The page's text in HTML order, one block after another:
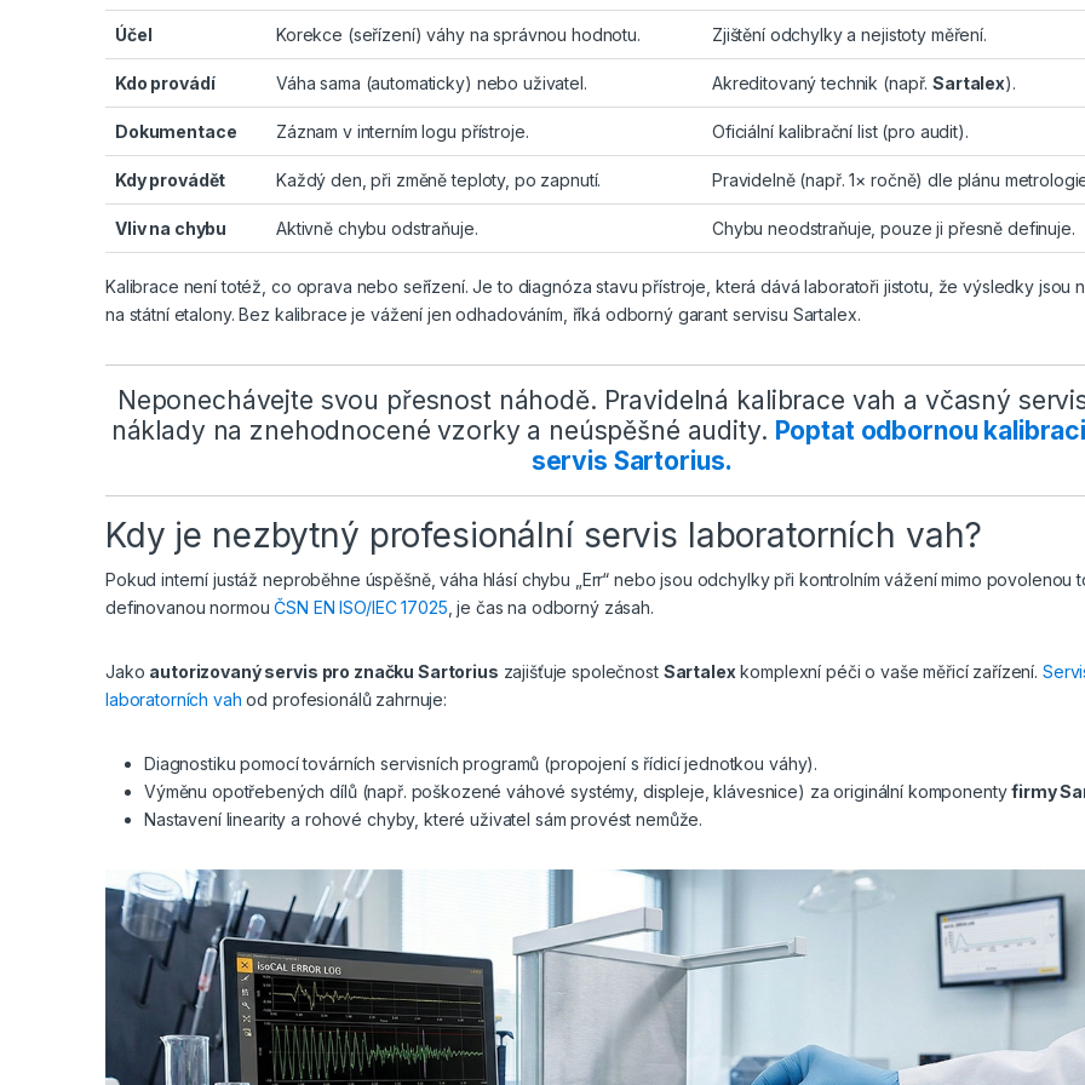
Účel Korekce (seřízení) váhy na správnou hodnotu. Zjištění odchylky a nejistoty měření.
Kdo provádí Váha sama (automaticky) nebo uživatel. Akreditovaný technik (např.Sartalex).
Dokumentace Záznam v interním logu přístroje. Oficiální kalibrační list (pro audit).
Kdy provádět Každý den, při změně teploty, po zapnutí. Pravidelně (např. 1× ročně) dle plánu
Vliv na chybu Aktivně chybu odstraňuje. Chybu neodstraňuje, pouze ji přesně definuje.
Kalibrace není totéž, co oprava nebo seřízení. Je to diagnóza stavu přístroje, která dává laboratoři jistotu, že výsledky jsou
na státní etalony. Bez kalibrace je vážení jen odhadováním, říká odborný garant servisu Sartalex.
Neponechávejte svou přesnost náhodě. Pravidelná kalibrace vah a včasný
náklady na znehodnocené vzorky a neúspěšné audity. Poptat odbornou
servis Sartorius.
Kdy je nezbytný profesionální servis laboratorních vah?
Pokud interní justáž neproběhne úspěšně, váha hlásí chybu „Err“ nebo jsou odchylky při kontrolním vážení mimo povolenou
definovanou normouČSN EN ISO/IEC 17025 , je čas na odborný zásah.
Jako autorizovaný servis pro značku Sartorius zajišťuje společnost Sartalex komplexní péči o vaše měřicí zařízení.
laboratorních vah od profesionálů zahrnuje:
Diagnostiku pomocí továrních servisních programů (propojení s řídicí jednotkou váhy).
Výměnu opotřebených dílů (např. poškozené váhové systémy, displeje, klávesnice) za originální komponentyfirmy
Nastavení linearity a rohové chyby, které uživatel sám provést nemůže.